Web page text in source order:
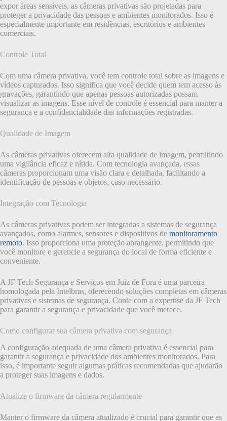
expor áreas sensíveis, as câmeras privativas são projetadas para
proteger a privacidade das pessoas e ambientes monitorados. Isso é
especialmente importante em residências, escritórios e ambientes
comerciais.
Controle Total
Com uma câmera privativa, você tem controle total sobre as imagens e
vídeos capturados. Isso significa que você decide quem tem acesso às
gravações, garantindo que apenas pessoas autorizadas possam
visualizar as imagens. Esse nível de controle é essencial para manter a
segurança e a confidencialidade das informações registradas.
Qualidade de Imagem
As câmeras privativas oferecem alta qualidade de imagem, permitindo
uma vigilância eficaz e nítida. Com tecnologia avançada, essas
câmeras proporcionam uma visão clara e detalhada, facilitando a
identificação de pessoas e objetos, caso necessário.
Integração com Tecnologia
As câmeras privativas podem ser integradas a sistemas de segurança
avançados, como alarmes, sensores e dispositivos de monitoramento
remoto. Isso proporciona uma proteção abrangente, permitindo que
você monitore e gerencie a segurança do local de forma eficiente e
conveniente.
A JF Tech Segurança e Serviços em Juiz de Fora é uma parceira
homologada pela Intelbras, oferecendo soluções completas em câmeras
privativas e sistemas de segurança. Conte com a expertise da JF Tech
para garantir a segurança e privacidade que você merece.
Como configurar sua câmera privativa com segurança
A configuração adequada de uma câmera privativa é essencial para
garantir a segurança e privacidade dos ambientes monitorados. Para
isso, é importante seguir algumas práticas recomendadas que ajudarão
a proteger suas imagens e dados.
Atualize o firmware da câmera regularmente
Manter o firmware da câmera atualizado é crucial para garantir que as